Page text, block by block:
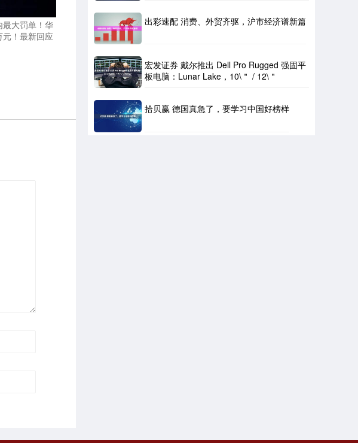
大罚单！华
！最新回应
出彩速配 消费、外贸齐驱，沪市经济谱新篇
宏发证券 戴尔推出 Dell Pro Rugged 强固平
板电脑：Lunar Lake，10\＂ / 12\＂
拾贝赢 德国真急了，要学习中国好榜样